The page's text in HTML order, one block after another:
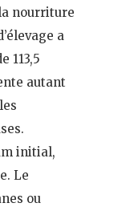
nourriture
a
113,5
autant
initial,
Le
ou